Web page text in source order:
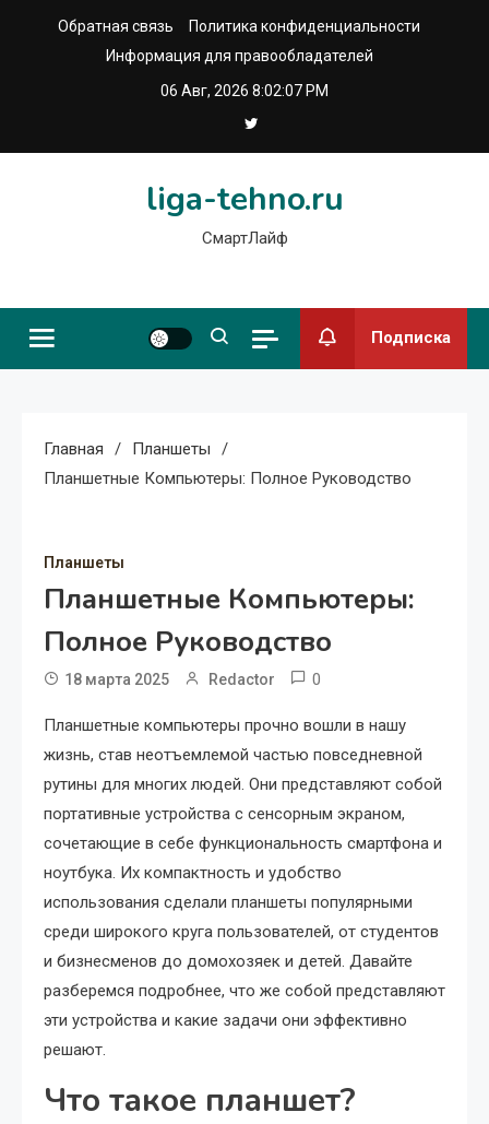
Обратная связь
Политика конфиденциальности
Информация для правообладателей
06 Авг, 2026 8:02:08 PM
liga-tehno.ru
СмартЛайф
Подписка
Главная
Планшеты
Планшетные Компьютеры: Полное Руководство
Планшеты
Планшетные Компьютеры:
Полное Руководство
18 марта 2025 Redactor 0
Планшетные компьютеры прочно вошли в нашу
жизнь, став неотъемлемой частью повседневной
рутины для многих людей. Они представляют собой
портативные устройства с сенсорным экраном,
сочетающие в себе функциональность смартфона и
ноутбука. Их компактность и удобство
использования сделали планшеты популярными
среди широкого круга пользователей, от студентов
и бизнесменов до домохозяек и детей. Давайте
разберемся подробнее, что же собой представляют
эти устройства и какие задачи они эффективно
решают.
Что такое планшет?